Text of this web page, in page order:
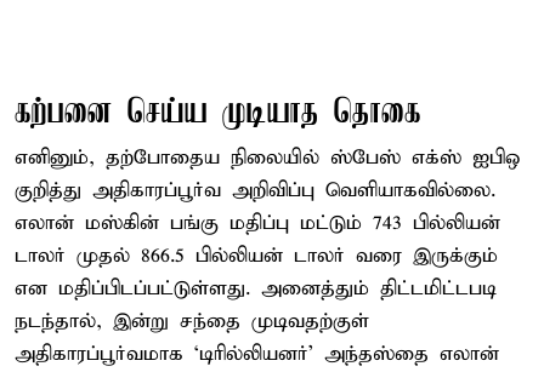
கற்பனை செய்ய முடியாத தொகை
எனினும், தற்போதைய நிலையில் ஸ்பேஸ் எக்ஸ் ஐபிஒ
குறித்து அதிகாரப்பூர்வ அறிவிப்பு வெளியாகவில்லை.
எலான் மஸ்கின் பங்கு மதிப்பு மட்டும் 743 பில்லியன்
டாலர் முதல் 866.5 பில்லியன் டாலர் வரை இருக்கும்
என மதிப்பிடப்பட்டுள்ளது. அனைத்தும் திட்டமிட்டபடி
நடந்தால், இன்று சந்தை முடிவதற்குள்
அதிகாரப்பூர்வமாக ‘டிரில்லியனர்’ அந்தஸ்தை எலான்